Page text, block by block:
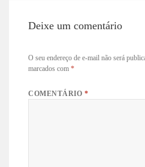
Deixe um comentário
O seu endereço de e-mail não será
marcados com*
COMENTÁRIO*